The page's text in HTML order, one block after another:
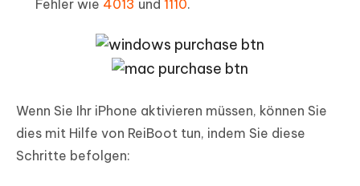
Fehler wie 4013 und 1110.
Wenn Sie Ihr iPhone aktivieren müssen, können Sie
dies mit Hilfe von ReiBoot tun, indem Sie diese
Schritte befolgen: